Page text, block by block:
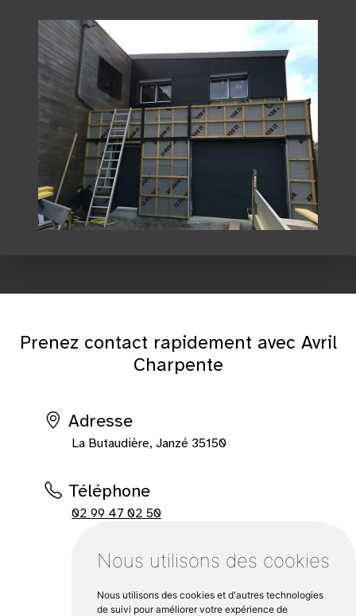
Nous utilisons des cookies
Nous utilisons des cookies et d'autres technologies
de suivi pour améliorer votre expérience de
Prenez contact rapidement avec Avril
Charpente
Adresse
La Butaudière, Janzé 35150
Téléphone
02 99 47 02 50